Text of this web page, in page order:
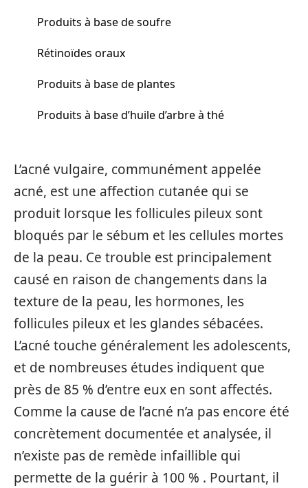
Produits à base de soufre
Rétinoïdes oraux
Produits à base de plantes
Produits à base d’huile d’arbre à thé
L’acné vulgaire, communément appelée
acné, est une affection cutanée qui se
produit lorsque les follicules pileux sont
bloqués par le sébum et les cellules mortes
de la peau. Ce trouble est principalement
causé en raison de changements dans la
texture de la peau, les hormones, les
follicules pileux et les glandes sébacées.
L’acné touche généralement les adolescents,
et de nombreuses études indiquent que
près de 85 % d’entre eux en sont affectés.
Comme la cause de l’acné n’a pas encore été
concrètement documentée et analysée, il
n’existe pas de remède infaillible qui
permette de la guérir à 100 % . Pourtant, il